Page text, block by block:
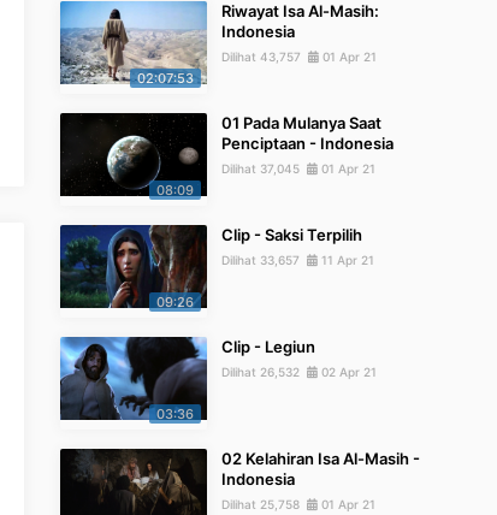
02:07:53
Riwayat Isa Al-Masih:
Indonesia
Dilihat 43,757 01 Apr 21
08:09
01 Pada Mulanya Saat
Penciptaan - Indonesia
Dilihat 37,045 01 Apr 21
09:26
Clip - Saksi Terpilih
Dilihat 33,657 11 Apr 21
03:36
Clip - Legiun
Dilihat 26,532 02 Apr 21
02 Kelahiran Isa Al-Masih -
Indonesia
Dilihat 25,758 01 Apr 21